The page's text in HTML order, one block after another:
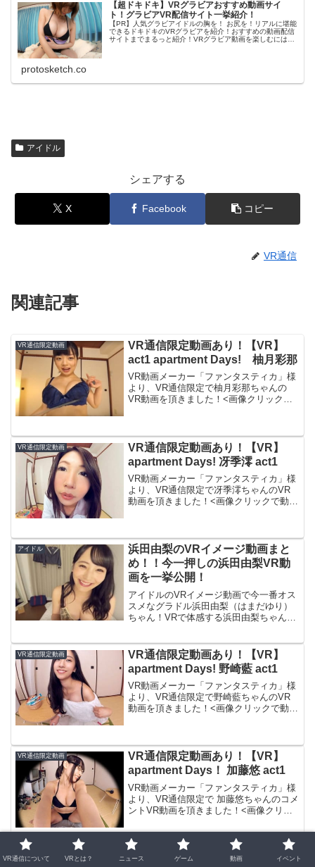
【超ドキドキ】VRグラビアおすすめ動画サイ
ト！グラビアVR配信サイト一挙紹介！
【PR】人気グラビアイドルの胸を！ お尻を！リアルに堪能
できるドキドキのVRグラビアを紹介！おすすめの動画配信
サイトまでまるっと紹介！VRグラビア動画を楽しむには？
protosketch.co
アイドル
シェアする
X Facebook コピー
VR通信
関連記事
VR通信限定動画
VR通信限定動画あり！【VR】
act1 apartment Days! 柚月彩那
VR動画メーカー「ファンタスティカ」様
より、VR通信限定で柚月彩那ちゃんの
VR動画を頂きました！<画像クリックで
【...
VR通信限定動画
VR通信限定動画あり！【VR】
apartment Days! 冴季澪 act1
VR動画メーカー「ファンタスティカ」様
より、VR通信限定で冴季澪ちゃんのVR
動画を頂きました！<画像クリックで動画
アイドル
浜田由梨のVRイメージ動画まと
め！！今一押しの浜田由梨VR動
画を一挙公開！
アイドルのVRイメージ動画で今一番オス
スメなグラドル浜田由梨（はまだゆり）
ちゃん！VRで体感する浜田由梨ちゃんの
ジビデオでは体感できない、VRイメージ
動画の『アイドルと...
VR通信限定動画
VR通信限定動画あり！【VR】
apartment Days! 野崎藍 act1
VR動画メーカー「ファンタスティカ」様
より、VR通信限定で野崎藍ちゃんのVR
動画を頂きました！<画像クリックで動画
VR通信限定動画
VR通信限定動画あり！【VR】
apartment Days！ 加藤悠 act1
VR動画メーカー「ファンタスティカ」様
より、VR通信限定で 加藤悠ちゃんのコメ
ントVR動画を頂きました！<画像クリッ
定動画はこちら→本編は『【VR】
apartment Days！ 加藤悠 act1』タイ...
VR通信限定動画
VR通信限定動画あり！【VR】ト
VR通信について VRとは？ ニュース ゲーム 動画 イベント